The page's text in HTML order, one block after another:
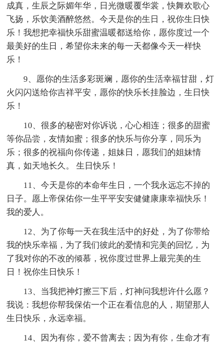
成真，生辰之际媚年华，日光微暖覆华裳，快舞欢歌心
飞扬，乐饮美酒醉悠然。今天是你的生日，祝你生日快
乐！我想把幸福快乐甜蜜温暖都送给你，愿你度过一个
最美好的生日，希望你未来的每一天都像今天一样快
乐！
9、愿你的生活多彩斑斓，愿你的生活幸福甘甜，灯
火闪闪送给你吉祥平安，愿你的快乐长挂脸边，生日快
乐！
10、很多的秘密对你诉说，心心相连；很多的甜蜜
等你品尝，友情如蜜；很多的快乐与你分享，同乐为
乐；很多的祝福向你传递，姐妹日，愿我们的姐妹情
真，如天地长久。 生日快乐！
11、今天是你的本命年生日，一个我永远忘不掉的
日子。愿上帝保佑你一生平平安安健健康康幸福快乐！
我的爱人。
12、为了你每一天在我生活中的好处，为了你带给
我的快乐幸福，为了我们彼此的爱情和完美的回忆，为
了我对你的不改的倾慕，祝你度过世界上最完美的生
日！祝你生日快乐！
13、当我把神灯擦三下后，灯神问我想许什么愿？
我说：我想你帮我保佑一个正在看信息的人，期望那人
生日快乐，永远幸福。
14、因为有你，爱不曾离去；因为有你，生命才有